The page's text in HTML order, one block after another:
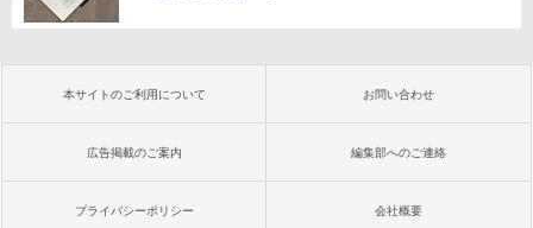
本サイトのご利用について お問い合わせ
広告掲載のご案内 編集部へのご連絡
プライバシーポリシー 会社概要